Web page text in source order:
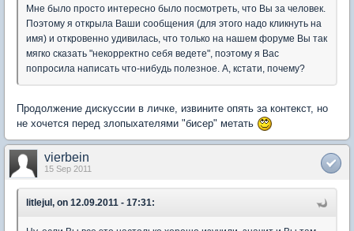
Мне было просто интересно было посмотреть, что Вы за человек.
Поэтому я открыла Ваши сообщения (для этого надо кликнуть на
имя) и откровенно удивилась, что только на нашем форуме Вы так
мягко сказать "некорректно себя ведете", поэтому я Вас
попросила написать что-нибудь полезное. А, кстати, почему?
Продолжение дискуссии в личке, извините опять за контекст, но
не хочется перед злопыхателями "бисер" метать
vierbein
15 Sep 2011
litlejul, on 12.09.2011 - 17:31: